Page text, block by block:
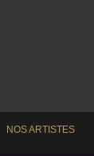
NOS ARTISTES